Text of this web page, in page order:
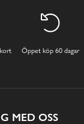
Öppet köp 60 dagar
MED OSS